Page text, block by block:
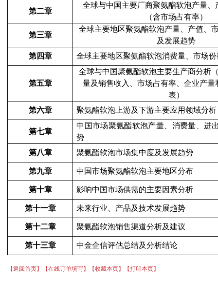
第二章
全球与中国主要厂商聚氨酯软泡产量、
（含市场占有率）
第三章
全球主要地区聚氨酯软泡产量、产值、
及发展趋势
第四章
全球主要地区聚氨酯软泡消费量、市场
第五章
全球与中国聚氨酯软泡主要生产商分析
量及销售收入、市场占有率、企业产量
表）
第六章
聚氨酯软泡 上游及下游主要应用领域分析
第七章
中国市场聚氨酯软泡产量、消费量、进
势
第八章
聚氨酯软泡市场集中度及发展趋势
第九章 中国市场聚氨酯软泡主要地区分布
第十章 影响中国市场供需的主要因素分析
第十一章 未来行业、产品及技术发展趋势
第十二章 聚氨酯软泡销售渠道分析及建议
第十三章 中金企信评估总结及分析结论
【返回首页】 【在线订单填写】 【收藏本页】 【打印本页】